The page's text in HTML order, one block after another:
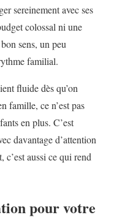
sereinement avec ses
colossal ni une
sens, un peu
familial.
fluide dès qu’on
famille, ce n’est pas
en plus. C’est
davantage d’attention
c’est aussi ce qui rend
pour votre